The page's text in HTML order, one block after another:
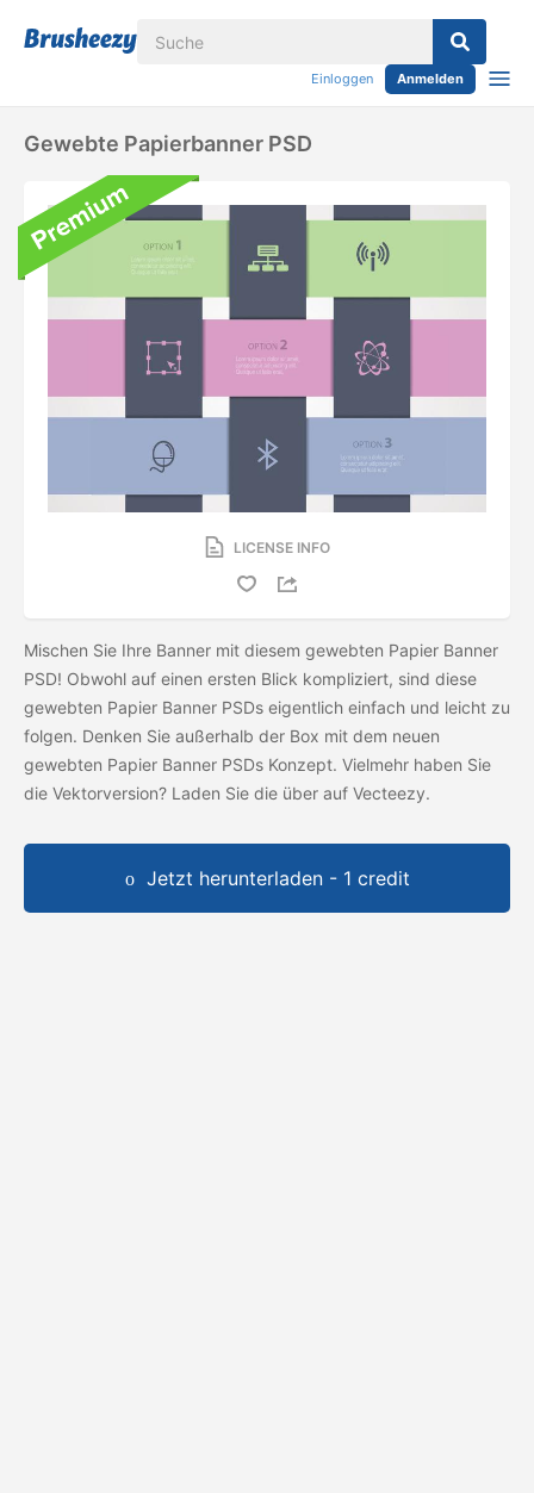
Einloggen Anmelden
Gewebte Papierbanner PSD
LICENSE INFO
Mischen Sie Ihre Banner mit diesem gewebten Papier Banner
PSD! Obwohl auf einen ersten Blick kompliziert, sind diese
gewebten Papier Banner PSDs eigentlich einfach und leicht zu
folgen. Denken Sie außerhalb der Box mit dem neuen
gewebten Papier Banner PSDs Konzept. Vielmehr haben Sie
die Vektorversion? Laden Sie die über auf Vecteezy.
Jetzt herunterladen - 1 credit